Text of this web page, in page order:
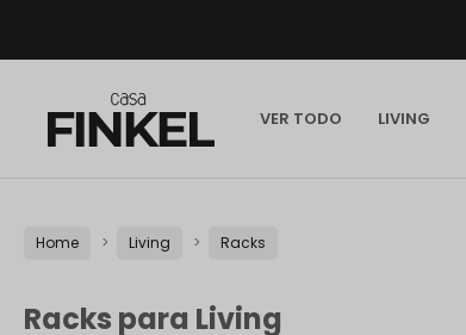
VER TODO LIVING
Home Living Racks
Racks para Living